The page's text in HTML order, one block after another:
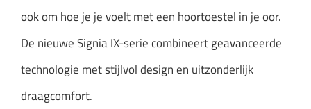
ook om hoe je je voelt met een hoortoestel in je oor.
De nieuwe Signia IX-serie combineert geavanceerde
technologie met stijlvol design en uitzonderlijk
draagcomfort.